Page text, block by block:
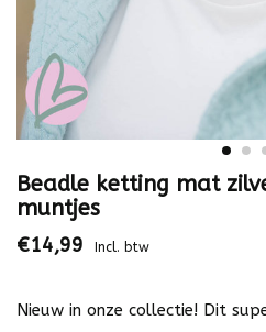
Beadle ketting mat
muntjes
€14,99 Incl. btw
Nieuw in onze collectie! Dit